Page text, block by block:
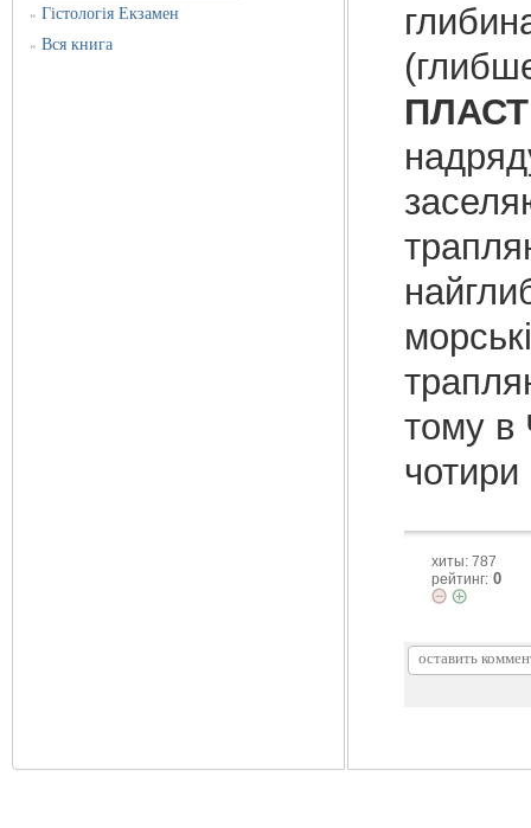
» Гістологія Екзамен
» Вся книга
тому в
чотири
хиты: 787
рейтинг: 0